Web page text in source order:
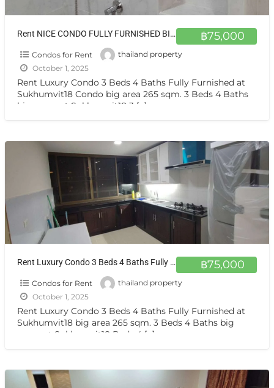
฿75,000
Rent NICE CONDO FULLY FURNISHED BIG AREA 265 SQ.M. SUKHUMVIT 18
Condos for Rent
thailand property
October 1, 2025
Rent Luxury Condo 3 Beds 4 Baths Fully Furnished at
Sukhumvit18 Condo big area 265 sqm. 3 Beds 4 Baths
big room at Sukhumvit18 3 […]
฿75,000
Rent Luxury Condo 3 Beds 4 Baths Fully Furnished at Sukhumvit18
Condos for Rent
thailand property
October 1, 2025
Rent Luxury Condo 3 Beds 4 Baths Fully Furnished at
Sukhumvit18 big area 265 sqm. 3 Beds 4 Baths big
room at Sukhumvit18 Beds 4 […]